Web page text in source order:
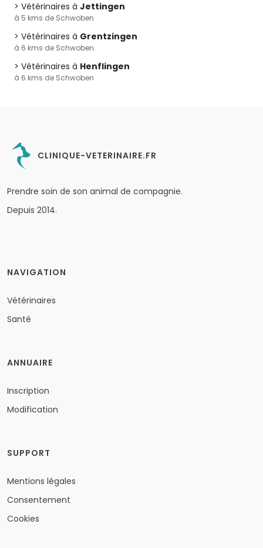
Vétérinaires à Jettingen
à 5 kms de Schwoben
Vétérinaires à Grentzingen
à 6 kms de Schwoben
Vétérinaires à Henflingen
à 6 kms de Schwoben
CLINIQUE-VETERINAIRE.FR
Prendre soin de son animal de compagnie.
Depuis 2014.
NAVIGATION
Vétérinaires
Santé
ANNUAIRE
Inscription
Modification
SUPPORT
Mentions légales
Consentement
Cookies